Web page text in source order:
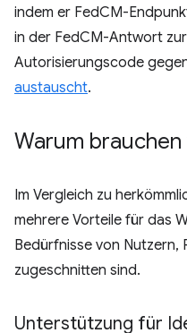
indem er FedCM-
in der FedCM-Antwort
Autorisierungscode
austauscht.
Warum brauchen
Im Vergleich zu
mehrere Vorteile für das
Bedürfnisse von Nutzern,
zugeschnitten sind.
Unterstützung für